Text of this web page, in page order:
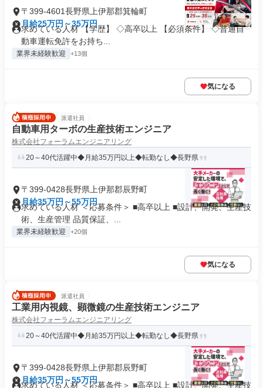
〒399-4601長野県上伊那郡箕輪町
月給25万円～35万円
求めている人材 【学歴】 ◇高卒以上 【必須条件】 ◇普通自
動車運転免許をお持ち...
業界未経験歓迎 +13個
気になる
派遣社員
自動車用ターボの生産技術エンジニア
株式会社フォーラムエンジニアリング
20～40代活躍中◆月給35万円以上◆転勤なし◆長野県
〒399-0428長野県上伊那郡辰野町
月給35万円～55万円
求めている人材 ＜応募条件＞ ■高卒以上 ■設計、開発、生産技
術、生産管理 品質保証、...
業界未経験歓迎 +20個
気になる
派遣社員
工業用内視鏡、顕微鏡の生産技術エンジニア
株式会社フォーラムエンジニアリング
20～40代活躍中◆月給35万円以上◆転勤なし◆長野県
〒399-0428長野県上伊那郡辰野町
月給35万円～55万円
求めている人材 ＜応募条件＞ ■高卒以上 ■設計、開発、生産技